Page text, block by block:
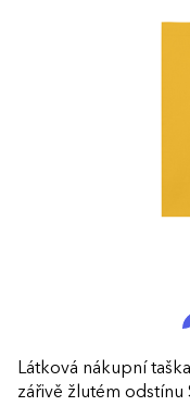
Látková nákupní
zářivě žlutém